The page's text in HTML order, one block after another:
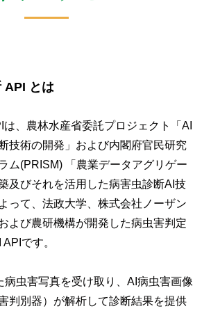
API とは
、農林水産省委託プロジェクト「AI
技術の開発」および内閣府官民研究
ム(PRISM) 「農業データアグリゲー
及びそれを活用した病害虫診断AI技
って、法政大学、株式会社ノーザン
よび農研機構が開発した病虫害判定
です。
病虫害写真を受け取り、AI病虫害画像
判別器）が解析して診断結果を提供